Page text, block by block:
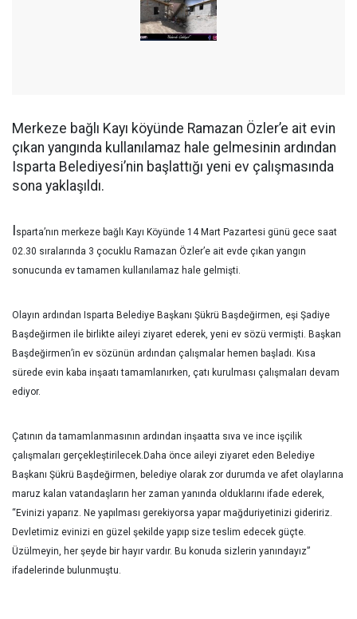
Merkeze bağlı Kayı köyünde Ramazan Özler’e ait evin
çıkan yangında kullanılamaz hale gelmesinin ardından
Isparta Belediyesi’nin başlattığı yeni ev çalışmasında
sona yaklaşıldı.
sparta’nın merkeze bağlı Kayı Köyünde 14 Mart Pazartesi günü gece saat
02.30 sıralarında 3 çocuklu Ramazan Özler’e ait evde çıkan yangın
sonucunda ev tamamen kullanılamaz hale gelmişti.
Olayın ardından Isparta Belediye Başkanı Şükrü Başdeğirmen, eşi Şadiye
Başdeğirmen ile birlikte aileyi ziyaret ederek, yeni ev sözü vermişti. Başkan
Başdeğirmen’in ev sözünün ardından çalışmalar hemen başladı. Kısa
sürede evin kaba inşaatı tamamlanırken, çatı kurulması çalışmaları devam
ediyor.
Çatının da tamamlanmasının ardından inşaatta sıva ve ince işçilik
çalışmaları gerçekleştirilecek.Daha önce aileyi ziyaret eden Belediye
Başkanı Şükrü Başdeğirmen, belediye olarak zor durumda ve afet olaylarına
maruz kalan vatandaşların her zaman yanında olduklarını ifade ederek,
“Evinizi yaparız. Ne yapılması gerekiyorsa yapar mağduriyetinizi gideririz.
Devletimiz evinizi en güzel şekilde yapıp size teslim edecek güçte.
Üzülmeyin, her şeyde bir hayır vardır. Bu konuda sizlerin yanındayız”
ifadelerinde bulunmuştu.